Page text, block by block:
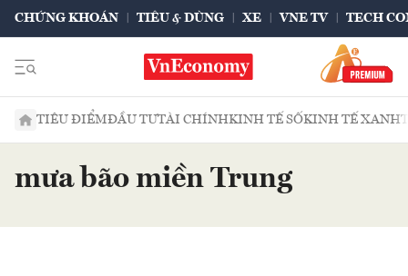
CHỨNG KHOÁN TIÊU & DÙNG XE VNE TV TECH
TIÊU ĐIỂMĐẦU TƯTÀI CHÍNHKINH TẾ SỐKINH TẾ XANH
mưa bão miền Trung